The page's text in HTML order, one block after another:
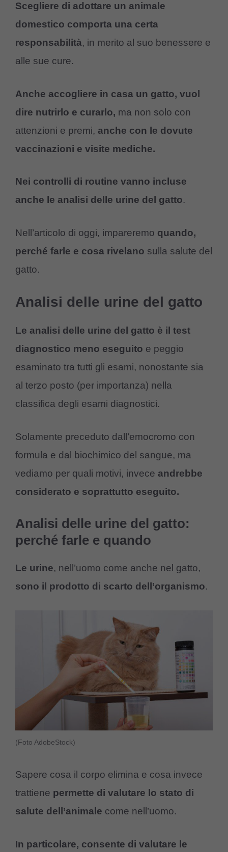
Scegliere di adottare un animale
domestico comporta una certa
responsabilità, in merito al suo benessere e
alle sue cure.
Anche accogliere in casa un gatto, vuol
dire nutrirlo e curarlo, ma non solo con
attenzioni e premi, anche con le dovute
vaccinazioni e visite mediche.
Nei controlli di routine vanno incluse
anche le analisi delle urine del gatto.
Nell’articolo di oggi, impareremo quando,
perché farle e cosa rivelano sulla salute del
gatto.
Analisi delle urine del gatto
Le analisi delle urine del gatto è il test
diagnostico meno eseguito e peggio
esaminato tra tutti gli esami, nonostante sia
al terzo posto (per importanza) nella
classifica degli esami diagnostici.
Solamente preceduto dall’emocromo con
formula e dal biochimico del sangue, ma
vediamo per quali motivi, invece andrebbe
considerato e soprattutto eseguito.
Analisi delle urine del gatto:
perché farle e quando
Le urine, nell’uomo come anche nel gatto,
sono il prodotto di scarto dell’organismo.
(Foto AdobeStock)
Sapere cosa il corpo elimina e cosa invece
trattiene permette di valutare lo stato di
salute dell’animale come nell’uomo.
In particolare, consente di valutare le